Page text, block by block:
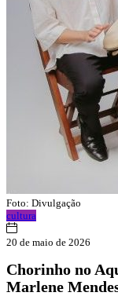
Foto: Divulgação
cultura
20 de maio de 2026
Chorinho no
Marlene